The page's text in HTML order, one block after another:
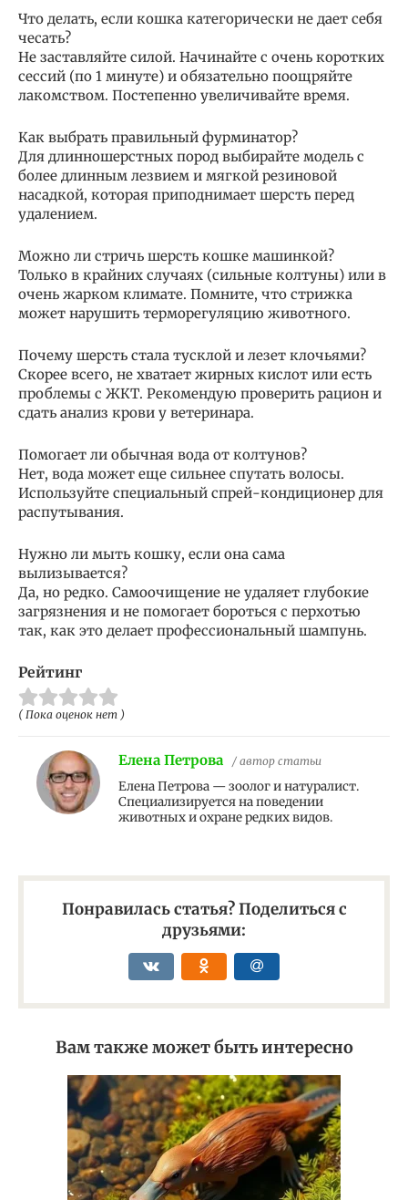
Что делать, если кошка категорически не дает себя
чесать?
Не заставляйте силой. Начинайте с очень коротких
сессий (по 1 минуте) и обязательно поощряйте
лакомством. Постепенно увеличивайте время.
Как выбрать правильный фурминатор?
Для длинношерстных пород выбирайте модель с
более длинным лезвием и мягкой резиновой
насадкой, которая приподнимает шерсть перед
удалением.
Можно ли стричь шерсть кошке машинкой?
Только в крайних случаях (сильные колтуны) или в
очень жарком климате. Помните, что стрижка
может нарушить терморегуляцию животного.
Почему шерсть стала тусклой и лезет клочьями?
Скорее всего, не хватает жирных кислот или есть
проблемы с ЖКТ. Рекомендую проверить рацион и
сдать анализ крови у ветеринара.
Помогает ли обычная вода от колтунов?
Нет, вода может еще сильнее спутать волосы.
Используйте специальный спрей-кондиционер для
распутывания.
Нужно ли мыть кошку, если она сама
вылизывается?
Да, но редко. Самоочищение не удаляет глубокие
загрязнения и не помогает бороться с перхотью
так, как это делает профессиональный шампунь.
Рейтинг
( Пока оценок нет )
Елена Петрова / автор статьи
Елена Петрова — зоолог и натуралист.
Специализируется на поведении
животных и охране редких видов.
Понравилась статья? Поделиться с
друзьями:
Вам также может быть интересно